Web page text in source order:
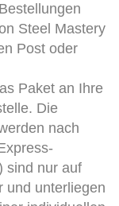
Steel Mastery
Post oder
Paket an Ihre
Die
nach
sind nur auf
und unterliegen